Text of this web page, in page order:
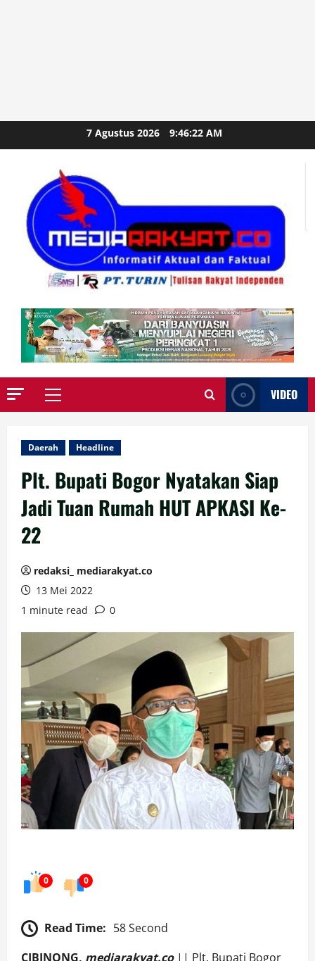
to
7 Agustus 2026 9:46:24 AM
Primary
VIDEO
Daerah Headline
Plt. Bupati Bogor Nyatakan Siap
Jadi Tuan Rumah HUT APKASI Ke-
22
redaksi_ mediarakyat.co
13 Mei 2022
1 minute read
0
0 0
Read Time: 58 Second
CIBINONG, mediarakyat.co|| Plt. Bupati Bogor